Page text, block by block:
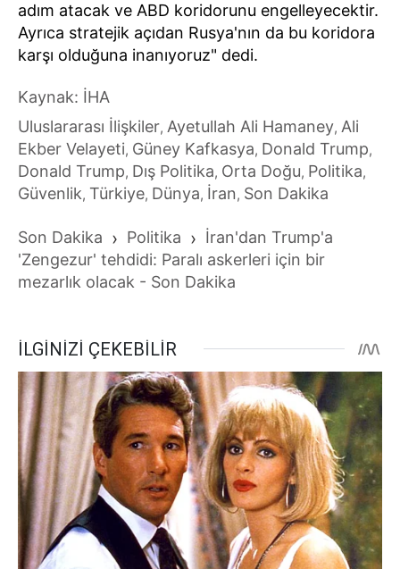
adım atacak ve ABD koridorunu engelleyecektir.
Ayrıca stratejik açıdan Rusya'nın da bu koridora
karşı olduğuna inanıyoruz" dedi.
Kaynak: İHA
Uluslararası İlişkiler, Ayetullah Ali Hamaney, Ali
Ekber Velayeti, Güney Kafkasya, Donald Trump,
Donald Trump, Dış Politika, Orta Doğu, Politika,
Güvenlik, Türkiye, Dünya, İran, Son Dakika
Son Dakika › Politika › İran'dan Trump'a
'Zengezur' tehdidi: Paralı askerleri için bir
mezarlık olacak - Son Dakika